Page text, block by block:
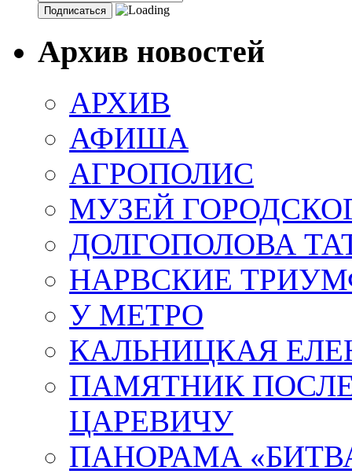
Архив новостей
АРХИВ
АФИША
АГРОПОЛИС
МУЗЕЙ
ДОЛГОПОЛОВА
НАРВСКИЕ
У МЕТРО
КАЛЬНИЦКАЯ
ПАМЯТНИК
ЦАРЕВИЧУ
ПАНОРАМА